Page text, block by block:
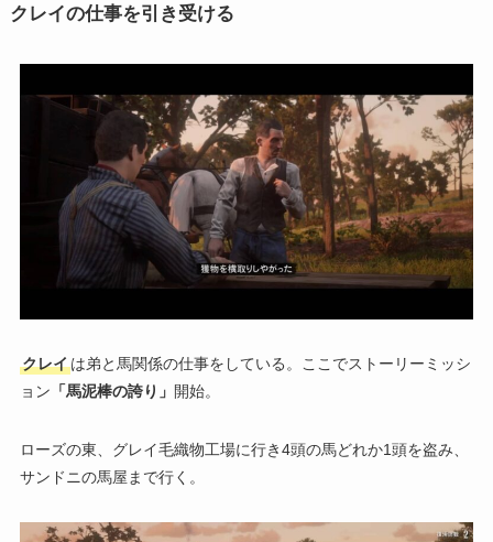
クレイの仕事を引き受ける
クレイは弟と馬関係の仕事をしている。ここでストーリーミッシ
ョン 「馬泥棒の誇り」 開始。
ローズの東、グレイ毛織物工場に行き4頭の馬どれか1頭を盗み、
サンドニの馬屋まで行く。